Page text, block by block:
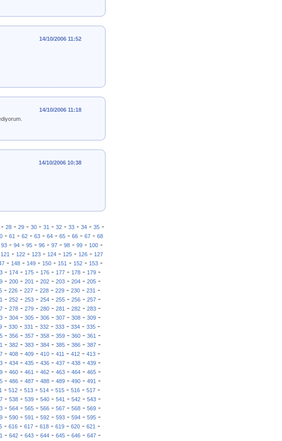
14/10/2006 11:52
14/10/2006 11:18
14/10/2006 10:38
28- 29- 30- 31- 32- 33- 34- 35-
- 61- 62- 63- 64- 65- 66- 67- 68
93 - 94 - 95 - 96 - 97 - 98 - 99 - 100 -
121 - 122 - 123 - 124 - 125 - 126 - 127
- 148 - 149 - 150 - 151 - 152 - 153 -
- 174- 175- 176- 177- 178- 179-
- 200- 201- 202- 203- 204- 205-
- 226 - 227 - 228 - 229 - 230 - 231 -
- 252- 253- 254- 255- 256- 257-
- 278- 279- 280- 281- 282- 283-
- 304- 305- 306- 307- 308- 309-
- 330 - 331 - 332 - 333 - 334 - 335 -
- 356- 357- 358- 359- 360- 361-
- 382- 383- 384- 385- 386- 387-
- 408 - 409 - 410 - 411 - 412 - 413 -
- 434- 435- 436- 437- 438- 439-
- 460- 461- 462- 463- 464- 465-
- 486- 487- 488- 489- 490- 491-
- 512 - 513 - 514 - 515 - 516 - 517 -
- 538- 539- 540- 541- 542- 543-
- 564- 565- 566- 567- 568- 569-
- 590- 591- 592- 593- 594- 595-
- 616 - 617 - 618 - 619 - 620 - 621 -
- 642- 643- 644- 645- 646- 647-